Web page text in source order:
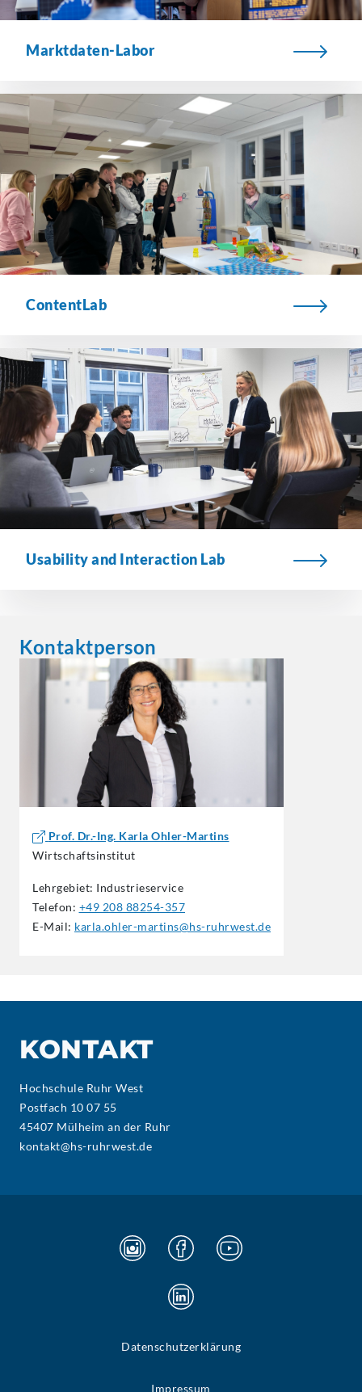
Marktdaten-Labor
ContentLab
Usability and Interaction Lab
Kontaktperson
Prof. Dr.-Ing. Karla Ohler-Martins
Wirtschaftsinstitut
Lehrgebiet: Industrieservice
Telefon: +49 208 88254-357
E-Mail: karla.ohler-martins@hs-ruhrwest.de
KONTAKT
Hochschule Ruhr West
Postfach 10 07 55
45407 Mülheim an der Ruhr
kontakt@hs-ruhrwest.de
Datenschutzerklärung
Impressum